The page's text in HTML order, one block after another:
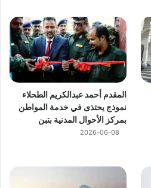
المقدم أحمد عبدالكريم الطحلاء
نموذج يحتذى في خدمة المواطن
بمركز الأحوال المدنية بتبن
2026-06-08